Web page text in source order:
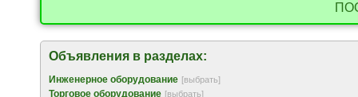
Объявления в разделах:
Инженерное оборудование [выбрать]
Торговое оборудование [выбрать]